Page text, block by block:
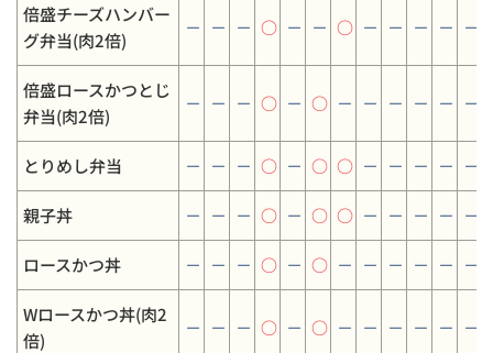
倍盛チーズハンバー
グ弁当(肉2倍)
－ － － ○ － － ○ － － － － －
倍盛ロースかつとじ
弁当(肉2倍)
－ － － ○ － ○ － － － － － －
とりめし弁当 － － － ○ － ○ ○ － － － － －
親子丼 － － － ○ － ○ ○ － － － － －
ロースかつ丼 － － － ○ － ○ － － － － － －
Wロースかつ丼(肉2
倍)
－ － － ○ － ○ － － － － － －